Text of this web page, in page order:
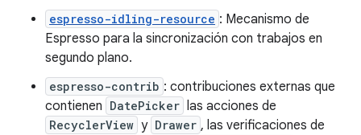
espresso-idling-resource : Mecanismo de
Espresso para la sincronización con trabajos en
segundo plano.
espresso-contrib : contribuciones externas que
contienen DatePicker las acciones de
RecyclerView y Drawer , las verificaciones de